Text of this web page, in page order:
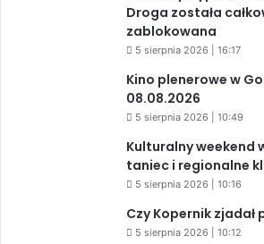
Droga została
zablokowana
5 sierpnia 2026 | 16:17
Kino plenerowe w
08.08.2026
5 sierpnia 2026 | 10:49
Kulturalny weekend
taniec i regionalne
5 sierpnia 2026 | 10:16
Czy Kopernik zjadał
5 sierpnia 2026 | 10:12